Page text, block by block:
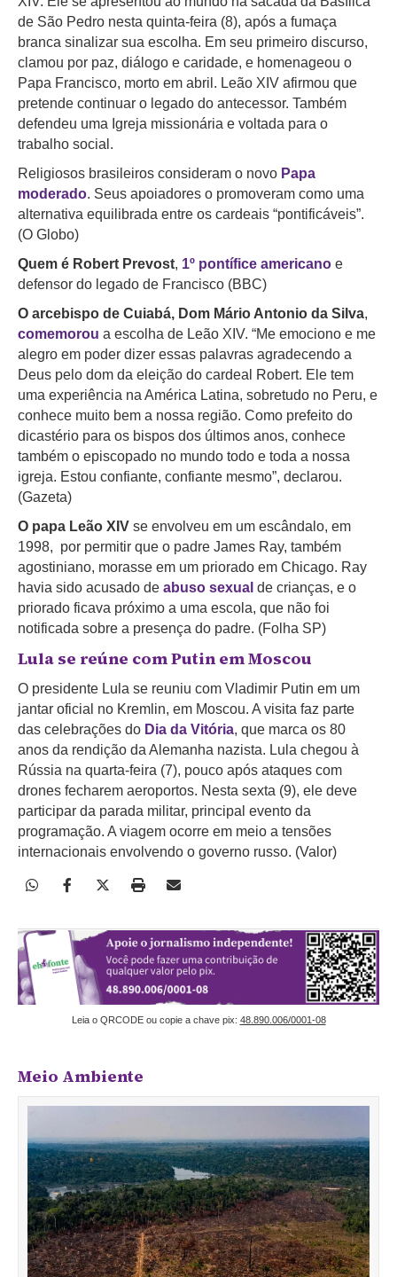
de São Pedro nesta quinta-feira (8), após a fumaça
branca sinalizar sua escolha. Em seu primeiro discurso,
clamou por paz, diálogo e caridade, e homenageou o
Papa Francisco, morto em abril. Leão XIV afirmou que
pretende continuar o legado do antecessor. Também
defendeu uma Igreja missionária e voltada para o
trabalho social.
Religiosos brasileiros consideram o novo Papa
moderado. Seus apoiadores o promoveram como uma
alternativa equilibrada entre os cardeais “pontificáveis”.
(O Globo)
Quem é Robert Prevost, 1º pontífice americano e
defensor do legado de Francisco (BBC)
O arcebispo de Cuiabá, Dom Mário Antonio da Silva,
comemorou a escolha de Leão XIV. “Me emociono e me
alegro em poder dizer essas palavras agradecendo a
Deus pelo dom da eleição do cardeal Robert. Ele tem
uma experiência na América Latina, sobretudo no Peru, e
conhece muito bem a nossa região. Como prefeito do
dicastério para os bispos dos últimos anos, conhece
também o episcopado no mundo todo e toda a nossa
igreja. Estou confiante, confiante mesmo”, declarou.
(Gazeta)
O papa Leão XIV se envolveu em um escândalo, em
1998, por permitir que o padre James Ray, também
agostiniano, morasse em um priorado em Chicago. Ray
havia sido acusado de abuso sexual de crianças, e o
priorado ficava próximo a uma escola, que não foi
notificada sobre a presença do padre. (Folha SP)
Lula se reúne com Putin em Moscou
O presidente Lula se reuniu com Vladimir Putin em um
jantar oficial no Kremlin, em Moscou. A visita faz parte
das celebrações do Dia da Vitória, que marca os 80
anos da rendição da Alemanha nazista. Lula chegou à
Rússia na quarta-feira (7), pouco após ataques com
drones fecharem aeroportos. Nesta sexta (9), ele deve
participar da parada militar, principal evento da
programação. A viagem ocorre em meio a tensões
internacionais envolvendo o governo russo. (Valor)
Leia o QRCODE ou copie a chave pix: 48.890.006/0001-08
Meio Ambiente